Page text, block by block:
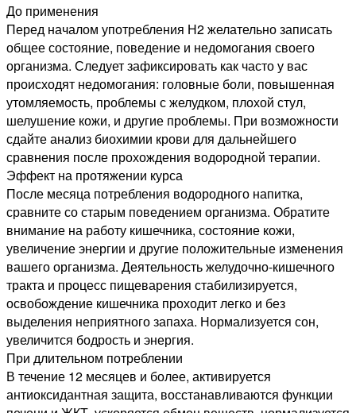
До применения
Перед началом употребления Н2 желательно записать
общее состояние, поведение и недомогания своего
организма. Следует зафиксировать как часто у вас
происходят недомогания: головные боли, повышенная
утомляемость, проблемы с желудком, плохой стул,
шелушение кожи, и другие проблемы. При возможности
сдайте анализ биохимии крови для дальнейшего
сравнения после прохождения водородной терапии.
Эффект на протяжении курса
После месяца потребления водородного напитка,
сравните со старым поведением организма. Обратите
внимание на работу кишечника, состояние кожи,
увеличение энергии и другие положительные изменения
вашего организма. Деятельность желудочно-кишечного
тракта и процесс пищеварения стабилизируется,
освобождение кишечника проходит легко и без
выделения неприятного запаха. Нормализуется сон,
увеличится бодрость и энергия.
При длительном потреблении
В течение 12 месяцев и более, активируется
антиоксидантная защита, восстанавливаются функции